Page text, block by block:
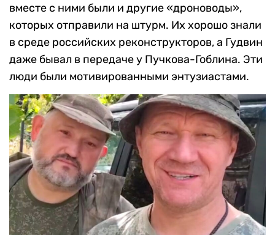
вместе с ними были и другие «дроноводы»,
которых отправили на штурм. Их хорошо знали
в среде российских реконструкторов, а Гудвин
даже бывал в передаче у Пучкова-Гоблина. Эти
люди были мотивированными энтузиастами.